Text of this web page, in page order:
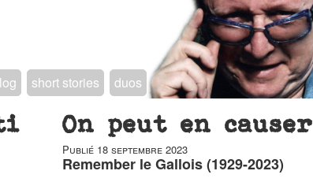
short stories duos
On peut en causer
Publié 18 septembre 2023
Remember le Gallois (1929-2023)